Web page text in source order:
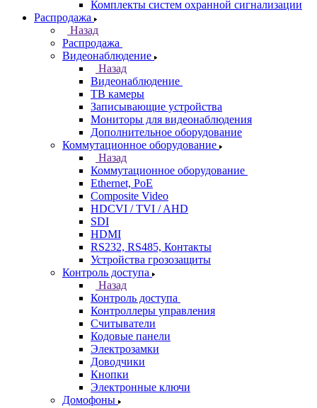
Комплекты систем охранной сигнализации
Распродажа
Назад
Распродажа
Видеонаблюдение
Назад
Видеонаблюдение
ТВ камеры
Записывающие устройства
Мониторы для видеонаблюдения
Дополнительное оборудование
Коммутационное оборудование
Назад
Коммутационное оборудование
Ethernet, PoE
Composite Video
HDCVI / TVI / AHD
SDI
HDMI
RS232, RS485, Контакты
Устройства грозозащиты
Контроль доступа
Назад
Контроль доступа
Контроллеры управления
Считыватели
Кодовые панели
Электрозамки
Доводчики
Кнопки
Электронные ключи
Домофоны